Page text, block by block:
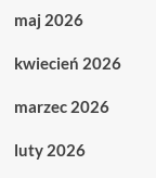
maj 2026
kwiecień 2026
marzec 2026
luty 2026